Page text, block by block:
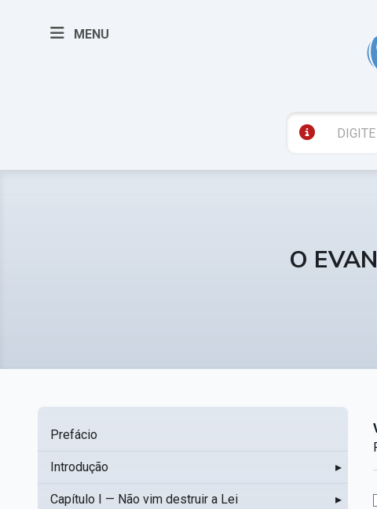
MENU
O
Prefácio
Introdução ▸
Capítulo I — Não vim destruir a Lei ▸